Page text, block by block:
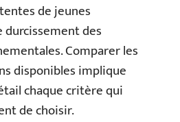
de jeunes
des
Comparer les
disponibles implique
chaque critère qui
de choisir.